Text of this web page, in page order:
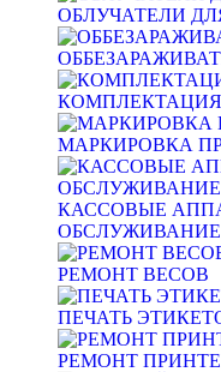
ОБЛУЧАТЕЛИ
КОМПЛЕКТАЦИЯ
МАРКИРОВКА
КАССОВЫЕ
ОБСЛУЖИВАНИЕ
РЕМОНТ ВЕСОВ
ПЕЧАТЬ
РЕМОНТ